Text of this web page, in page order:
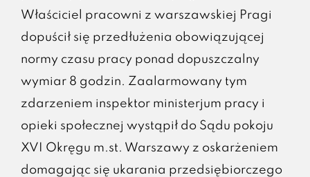
Właściciel pracowni z warszawskiej Pragi
dopuścił się przedłużenia obowiązującej
normy czasu pracy ponad dopuszczalny
wymiar 8 godzin. Zaalarmowany tym
zdarzeniem inspektor ministerjum pracy i
opieki społecznej wystąpił do Sądu pokoju
XVI Okręgu m.st. Warszawy z oskarżeniem
domagając się ukarania przedsiębiorczego